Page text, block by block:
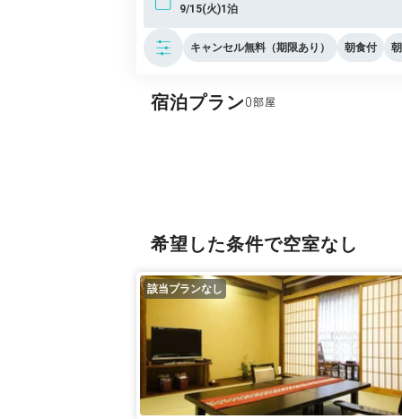
9/15(火)1泊
キャンセル無料（期限あり） 朝食付
宿泊プラン0
希望した条件で空室なし
該当プランなし